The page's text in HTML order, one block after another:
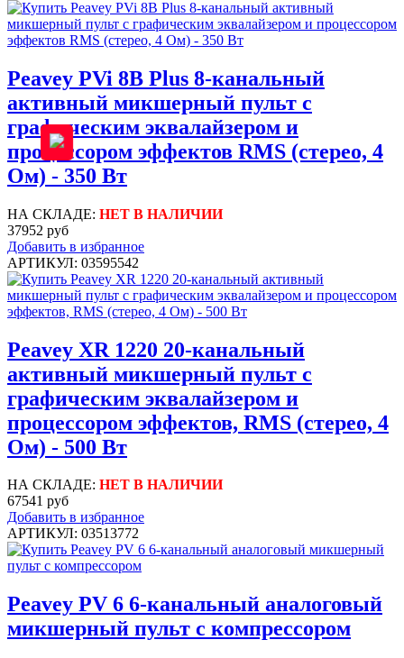
Peavey PVi 8B Plus 8-канальный
активный микшерный пульт с
графическим эквалайзером и
процессором эффектов RMS (стерео, 4
Ом) - 350 Вт
НА СКЛАДЕ: НЕТ В НАЛИЧИИ
37952 руб
Добавить в избранное
АРТИКУЛ: 03595542
Peavey XR 1220 20-канальный
активный микшерный пульт с
графическим эквалайзером и
процессором эффектов, RMS (стерео, 4
Ом) - 500 Вт
НА СКЛАДЕ: НЕТ В НАЛИЧИИ
67541 руб
Добавить в избранное
АРТИКУЛ: 03513772
Peavey PV 6 6-канальный аналоговый
микшерный пульт с компрессором